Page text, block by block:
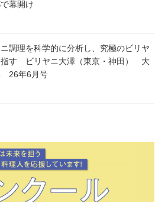
幕開け
調理を科学的に分析し、究極のビリヤ
指す ビリヤニ大澤（東京・神田） 大
26年6月号